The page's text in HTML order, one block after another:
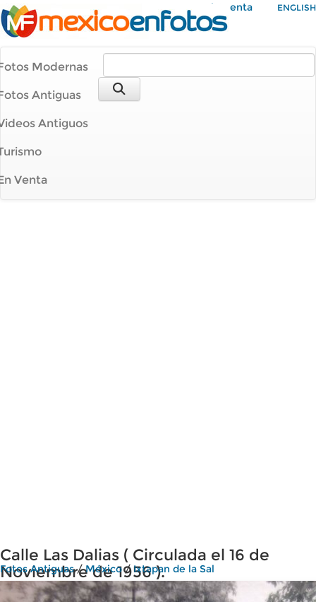
Mi Cuenta ENGLISH
Modernas
Antiguas
Antiguos
Venta
Calle Las Dalias ( Circulada el 16 de
Noviembre de 1956 ).
Fotos Antiguas/México/Ixtapan de la Sal